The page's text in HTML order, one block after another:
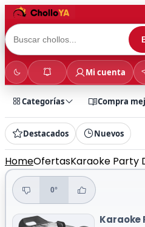
Mi cuenta
Categorías Compra
Destacados Nuevos
HomeOfertasKaraoke Party
0°
Karaoke